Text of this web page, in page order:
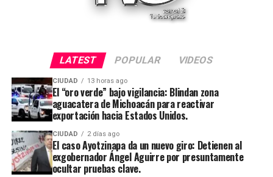
LATEST POPULAR VIDEOS
CIUDAD 13 horas ago
El “oro verde” bajo vigilancia: Blindan zona
aguacatera de Michoacán para reactivar
exportación hacia Estados Unidos.
CIUDAD 2 días ago
El caso Ayotzinapa da un nuevo giro: Detienen al
exgobernador Ángel Aguirre por presuntamente
ocultar pruebas clave.